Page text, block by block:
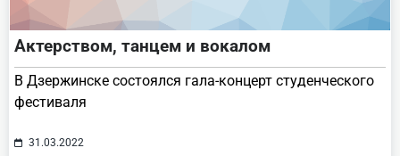
Актерством, танцем и вокалом
В Дзержинске состоялся гала-концерт студенческого
фестиваля
31.03.2022